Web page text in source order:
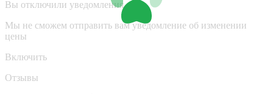
Вы отключили уведомления
Мы не сможем отправить вам уведомление об изменении
цены
Включить
Отзывы